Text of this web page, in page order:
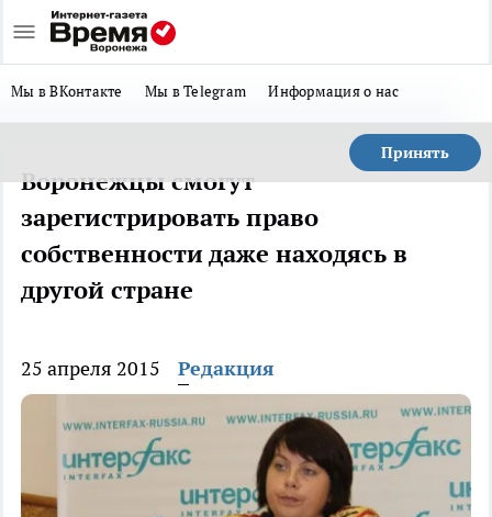
Мы в ВКонтакте Мы в Telegram Информация о нас
Принять
Воронежцы смогут
зарегистрировать право
собственности даже находясь в
другой стране
25 апреля 2015 Редакция